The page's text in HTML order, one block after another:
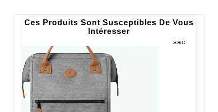
Ces Produits Sont Susceptibles De Vous
Intéresser
sac